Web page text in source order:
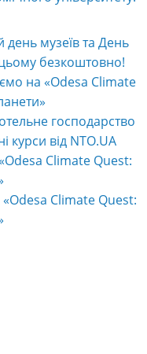
день музеїв та День
безкоштовно!
на «Odesa Climate
господарство
курси від NTO.UA
Climate Quest:
Climate Quest: